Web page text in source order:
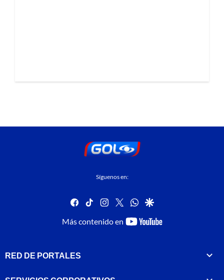
Síguenos en:
facebook
tiktok instagram
twitterwhatsapp
google
Más contenido en
youtube-
RED DE PORTALES